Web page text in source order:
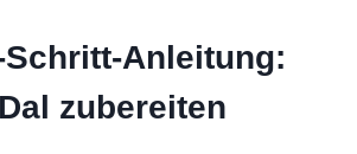
Anleitung:
zubereiten